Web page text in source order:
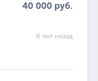
40 000 руб.
6 лет назад